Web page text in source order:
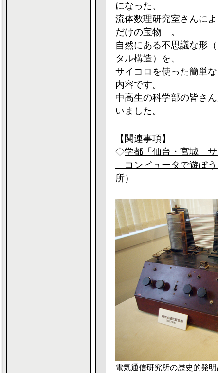
になった、
流体数理研究室さんに
だけの宝物」。
自然にある不思議な形
タル構造）を、
サイコロを使った簡単
内容です。
中高生の科学部の皆さ
いました。
【関連事項】
◇学都「仙台・宮城」
コンピュータで遊ぼ
所）
電気通信研究所の歴史的発